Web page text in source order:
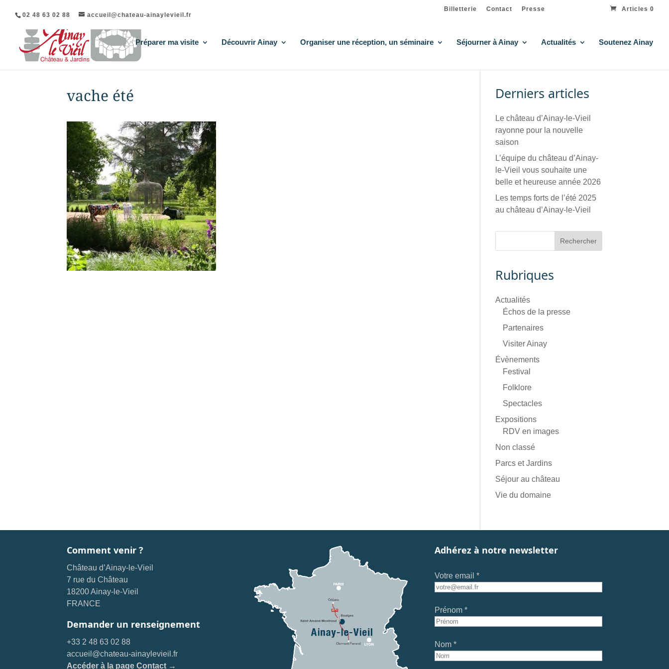
02 48 63 02 88 accueil@chateau-ainaylevieil.fr
Billetterie Contact Presse Articles 0
Préparer ma visite Découvrir Ainay Organiser une réception, un séminaire Séjourner à Ainay Actualités Soutenez Ainay
vache été Derniers articles
Le château d’Ainay-le-Vieil
rayonne pour la nouvelle
saison
L’équipe du château d’Ainay-
le-Vieil vous souhaite une
belle et heureuse année 2026
Les temps forts de l’été 2025
au château d’Ainay-le-Vieil
Rubriques
Actualités
Échos de la presse
Partenaires
Visiter Ainay
Évènements
Festival
Folklore
Spectacles
Expositions
RDV en images
Non classé
Parcs et Jardins
Séjour au château
Vie du domaine
Comment venir ?
Château d’Ainay-le-Vieil
7 rue du Château
18200 Ainay-le-Vieil
FRANCE
Demander un renseignement
+33 2 48 63 02 88
accueil@chateau-ainaylevieil.fr
Accéder à la page Contact →
Adhérez à notre newsletter
Votre email *
Prénom *
Nom *